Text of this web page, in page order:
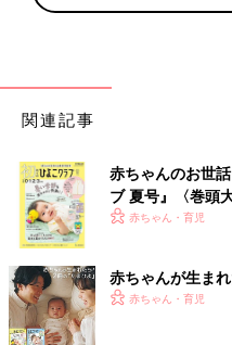
関連記事
赤ちゃんのお世
ブ 夏号』〈巻頭
く！ おっぱい・
赤ちゃん・育児
赤ちゃんが生ま
赤ちゃん・育児